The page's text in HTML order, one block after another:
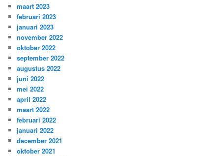
maart 2023
februari 2023
januari 2023
november 2022
oktober 2022
september 2022
augustus 2022
juni 2022
mei 2022
april 2022
maart 2022
februari 2022
januari 2022
december 2021
oktober 2021